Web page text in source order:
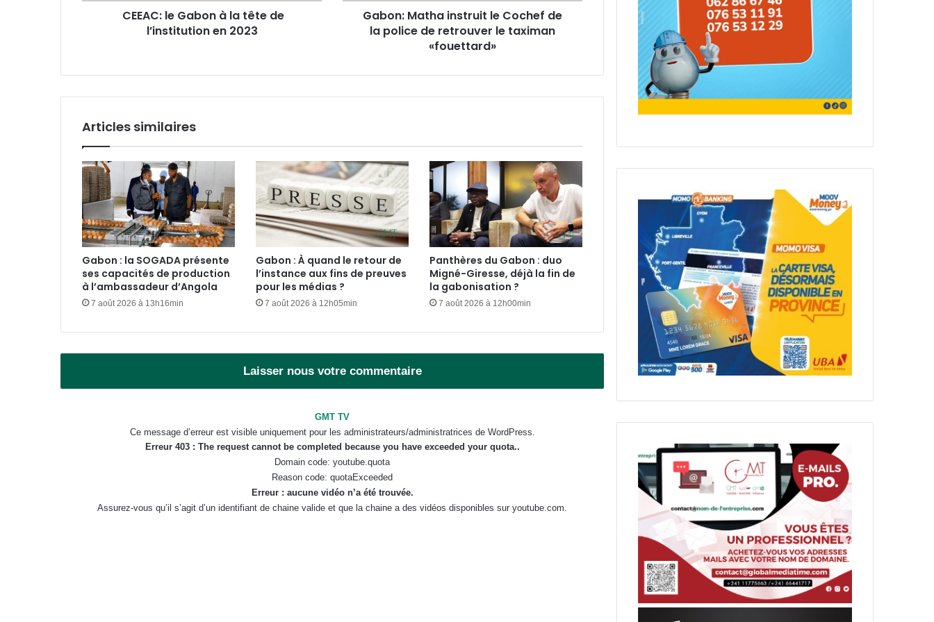
Cybersécurité : la SEEG révèle avoir
perdu près de 95 % de ses
infrastructures informatiques
pour la concrétisation du
mégaprojet de Fer de Baniaka
Gabon-Côte d’Ivoire : Oligui
Nguema échange avec son
homologue Alassane Dramane
Ouattara
Andeme : avec 259 milliards de
FCFA, le Gabon s’offre-t-il
l’aéroport le plus cher de la sous-
audit du FGIS, de GOC et de la
SOGARA
jusqu’au 31 août
CEEAC: le Gabon à la tête de
l’institution en 2023
retrouverGabon: Matha instruit le Cochef de
la police de retrouver le taximan
«fouettard»
Articles similaires
Gabon : la SOGADA présente
ses capacités de production
à l’ambassadeur d’Angola
7 août 2026 à 13h16min
Gabon : À quand le retour de
l’instance aux fins de preuves
pour les médias ?
7 août 2026 à 12h05min
Panthères du Gabon : duo
Migné-Giresse, déjà la fin de
la gabonisation ?
7 août 2026 à 12h00min
Laisser nous votre commentaire
GMT TV
Ce message d’erreur est visible uniquement pour les administrateurs/administratrices de WordPress.
Erreur 403 : The request cannot be completed because you have exceeded your quota..
Domain code: youtube.quota
Reason code: quotaExceeded
Erreur : aucune vidéo n’a été trouvée.
Assurez-vous qu’il s’agit d’un identifiant de chaine valide et que la chaine a des vidéos disponibles sur youtube.com.